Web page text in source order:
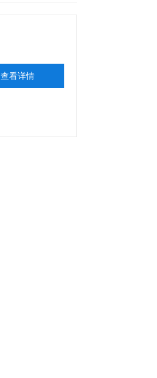
查看详情